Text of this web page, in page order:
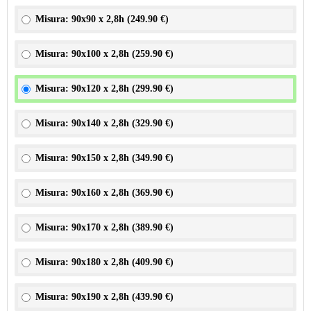
Misura: 90x90 x 2,8h (249.90 €)
Misura: 90x100 x 2,8h (259.90 €)
Misura: 90x120 x 2,8h (299.90 €)
Misura: 90x140 x 2,8h (329.90 €)
Misura: 90x150 x 2,8h (349.90 €)
Misura: 90x160 x 2,8h (369.90 €)
Misura: 90x170 x 2,8h (389.90 €)
Misura: 90x180 x 2,8h (409.90 €)
Misura: 90x190 x 2,8h (439.90 €)